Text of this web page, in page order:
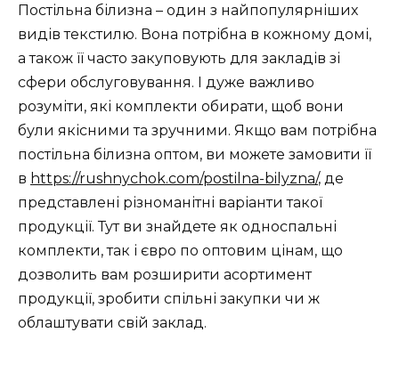
Постільна білизна – один з найпопулярніших
видів текстилю. Вона потрібна в кожному домі,
а також її часто закуповують для закладів зі
сфери обслуговування. І дуже важливо
розуміти, які комплекти обирати, щоб вони
були якісними та зручними. Якщо вам потрібна
постільна білизна оптом, ви можете замовити її
в https://rushnychok.com/postilna-bilyzna/, де
представлені різноманітні варіанти такої
продукції. Тут ви знайдете як односпальні
комплекти, так і євро по оптовим цінам, що
дозволить вам розширити асортимент
продукції, зробити спільні закупки чи ж
облаштувати свій заклад.